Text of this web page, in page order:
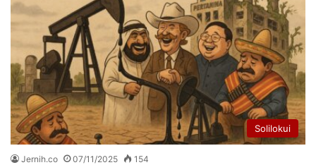
Solilokui
Jernih.co 07/11/2025 154